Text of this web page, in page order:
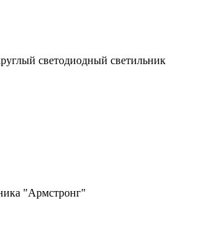
светодиодный светильник
"Армстронг"